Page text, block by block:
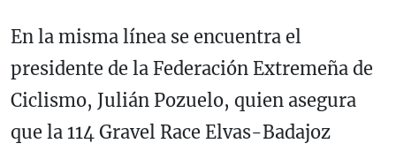
En la misma línea se encuentra el
presidente de la Federación Extremeña de
Ciclismo, Julián Pozuelo, quien asegura
que la 114 Gravel Race Elvas-Badajoz